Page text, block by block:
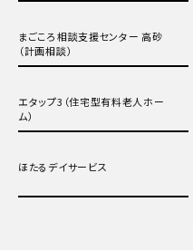
まごころ相談支援センター 高砂
（計画相談）
エタップ3（住宅型有料老人ホー
ム）
ほたるデイサービス